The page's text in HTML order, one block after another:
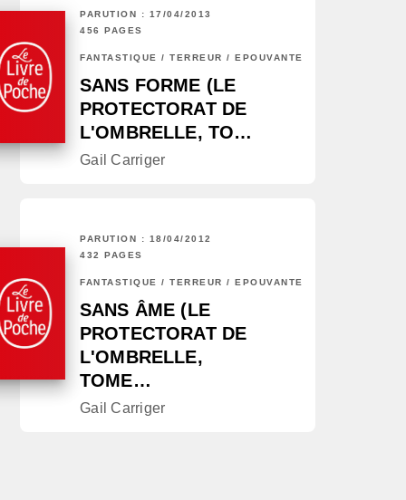
PARUTION : 17/04/2013
456 PAGES
FANTASTIQUE / TERREUR / EPOUVANTE
SANS FORME (LE
PROTECTORAT DE
L'OMBRELLE, TO…
Gail Carriger
PARUTION : 18/04/2012
432 PAGES
FANTASTIQUE / TERREUR / EPOUVANTE
SANS ÂME (LE
PROTECTORAT DE
L'OMBRELLE,
TOME…
Gail Carriger